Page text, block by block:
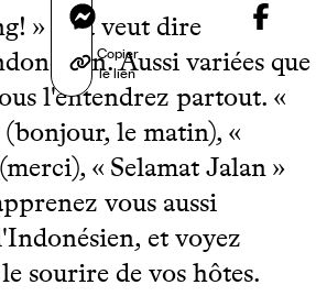
Messenger
Copier
le lien
» cela veut dire
Aussi variées que
l'entendrez partout. «
(bonjour, le matin), «
« Selamat Jalan »
vous aussi
et voyez
sourire de vos hôtes.